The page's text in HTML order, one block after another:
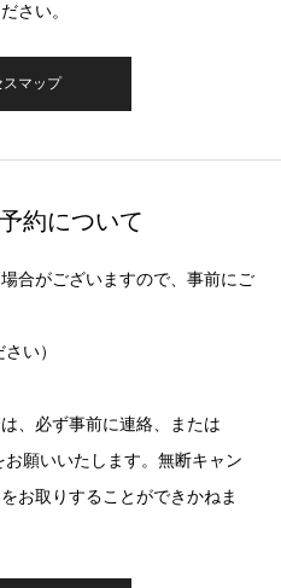
さい。
スマップ
約について
合がございますので、事前にご
い）
、必ず事前に連絡、または
願いいたします。無断キャン
お取りすることができかねま